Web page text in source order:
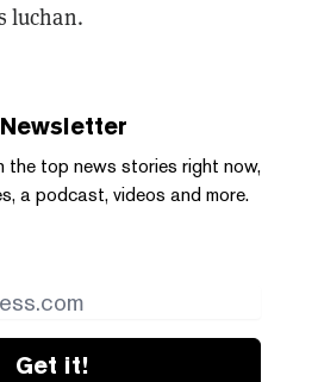
luchan.
Newsletter
the top news stories right now,
a podcast, videos and more.
Get it!